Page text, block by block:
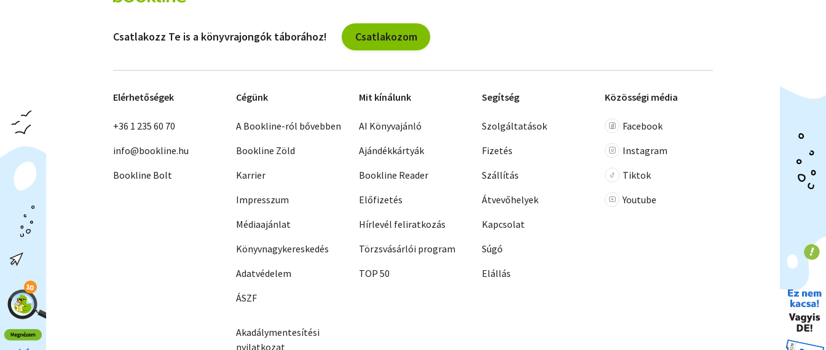
Csatlakozz Te is a könyvrajongók táborához! Csatlakozom
Elérhetőségek
+36 1 235 60 70
info@bookline.hu
Bookline Bolt
Cégünk
A Bookline-ról bővebben
Bookline Zöld
Karrier
Impresszum
Médiaajánlat
Könyvnagykereskedés
Adatvédelem
ÁSZF
Akadálymentesítési
nyilatkozat
Mit kínálunk
AI Könyvajánló
Ajándékkártyák
Bookline Reader
Előfizetés
Hírlevél feliratkozás
Törzsvásárlói program
TOP 50
Segítség
Szolgáltatások
Fizetés
Szállítás
Átvevőhelyek
Kapcsolat
Súgó
Elállás
Közösségi média
Facebook
Instagram
Tiktok
Youtube